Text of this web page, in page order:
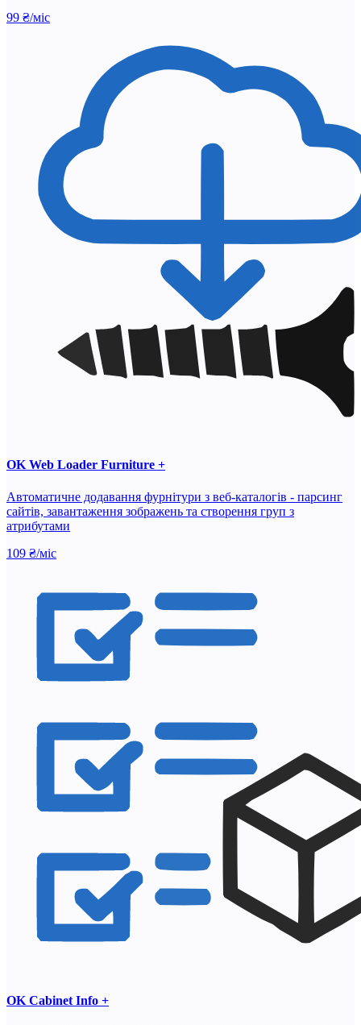
99 ₴/міс
OK Web Loader Furniture +
Автоматичне додавання фурнітури з веб-каталогів - парсинг
сайтів, завантаження зображень та створення груп з
атрибутами
109 ₴/міс
OK Cabinet Info +